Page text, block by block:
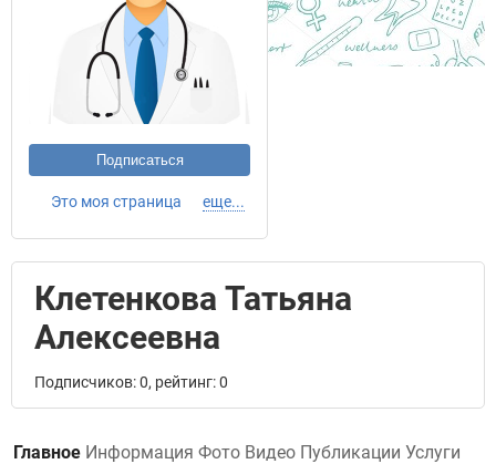
Подписаться
Это моя страница еще...
Клетенкова Татьяна
Алексеевна
Подписчиков: 0, рейтинг: 0
Главное Информация Фото Видео Публикации Услуги